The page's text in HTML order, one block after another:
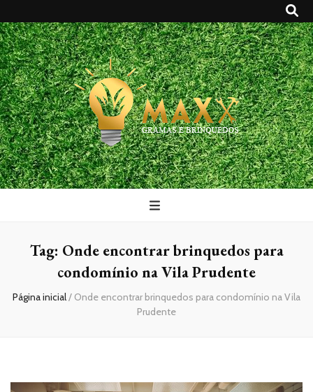
Maxx Gramas
Blog
Tag: Onde encontrar brinquedos para
condomínio na Vila Prudente
Página inicial/ Onde encontrar brinquedos para condomínio na Vila
Prudente